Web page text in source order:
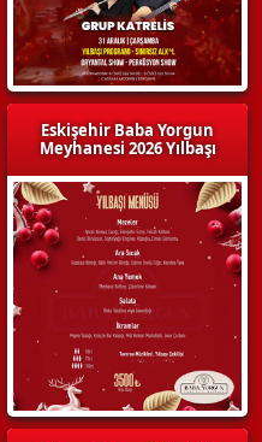
Eskişehir Baba Yorgun
Meyhanesi 2026 Yılbaşı